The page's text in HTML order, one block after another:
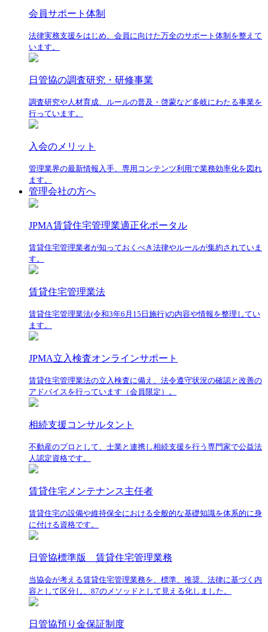
会員サポート体制
法律実務支援をはじめ、会員に向けた万全のサポート体制を整えて
います。
日管協の調査研究・研修事業
調査研究や人材育成、ルールの普及・啓蒙など多岐にわたる事業を
行っています。
入会のメリット
管理業界の最新情報入手、専用コンテンツ利用で業務効率化を図れ
ます。
管理会社の方へ
JPMA賃貸住宅管理業適正化ポータル
賃貸住宅管理業者が知っておくべき法律やルールが集約されていま
す。
賃貸住宅管理業法
賃貸住宅管理業法(令和3年6月15日施行)の内容や情報を整理してい
ます。
JPMA立入検査オンラインサポート
賃貸住宅管理業法の立入検査に備え、法令遵守状況の確認と改善の
アドバイスを行っています（会員限定）。
相続支援コンサルタント
不動産のプロとして、士業と連携し相続支援を行う専門家で公益法
人認定資格です。
賃貸住宅メンテナンス主任者
賃貸住宅の設備や維持保全における全般的な基礎知識を体系的に身
に付ける資格です。
日管協標準版 賃貸住宅管理業務
当協会が考える賃貸住宅管理業務を、標準、推奨、法律に基づく内
容として区分し、87のメソッドとして見える化しました。
日管協預り金保証制度